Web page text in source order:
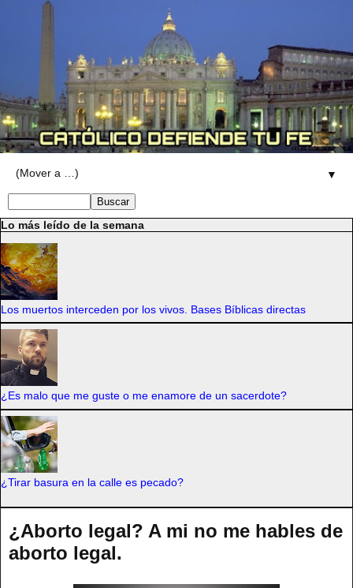
▼
Lo más leído de la semana
Los muertos interceden por los vivos. Bases Bíblicas directas
¿Es malo que me guste o me enamore de un sacerdote?
¿Tirar basura en la calle es pecado?
¿Aborto legal? A mi no me hables de
aborto legal.